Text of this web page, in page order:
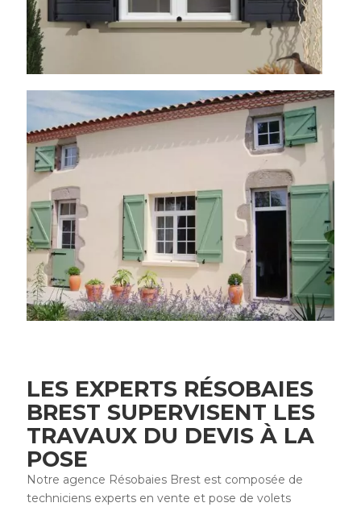
LES EXPERTS RÉSOBAIES
BREST SUPERVISENT LES
TRAVAUX DU DEVIS À LA
POSE
Notre agence Résobaies Brest est composée de
techniciens experts en vente et pose de volets